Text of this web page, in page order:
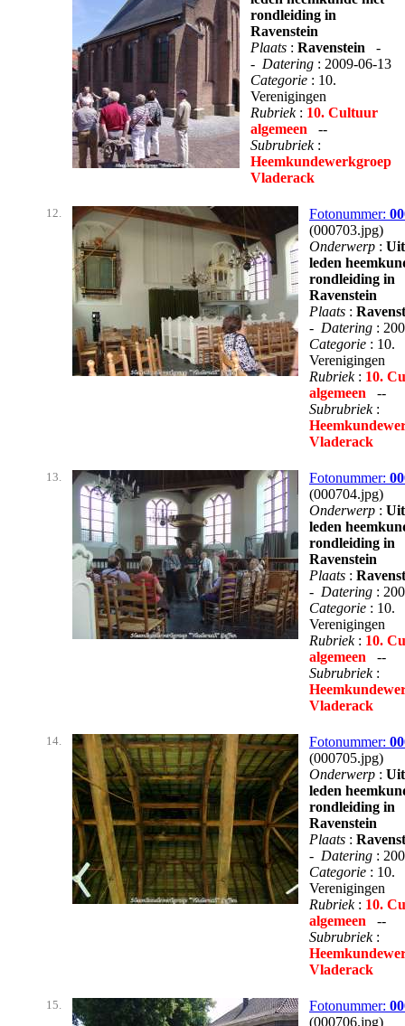
rondleiding in
Ravenstein
Plaats : Ravenstein -
- Datering : 2009-06-13
Categorie : 10.
Verenigingen
Rubriek : 10. Cultuur
algemeen --
Subrubriek :
Heemkundewerkgroep
Vladerack
12. Fotonummer:
(000703.jpg)
Onderwerp :
leden
rondleiding in
Ravenstein
Plaats :
- Datering :
Categorie : 10.
Verenigingen
Rubriek : 10.
algemeen --
Subrubriek :
Vladerack
13. Fotonummer:
(000704.jpg)
Onderwerp :
leden
rondleiding in
Ravenstein
Plaats :
- Datering :
Categorie : 10.
Verenigingen
Rubriek : 10.
algemeen --
Subrubriek :
Vladerack
14. Fotonummer:
(000705.jpg)
Onderwerp :
leden
rondleiding in
Ravenstein
Plaats :
- Datering :
Categorie : 10.
Verenigingen
Rubriek : 10.
algemeen --
Subrubriek :
Vladerack
15. Fotonummer:
(000706.jpg)